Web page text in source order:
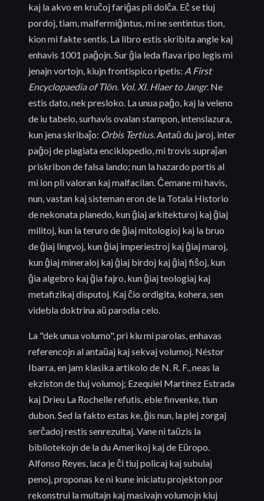
kaj la akvo en kruĉoj fariĝas pli dolĉa. Eĉ se tiuj
pordoj, tiam, malfermiĝintus, mi ne sentintus tion,
kion mi fakte sentis. La libro estis skribita angle kaj
enhavis 1001 paĝojn. Sur ĝia leda flava ripo legis mi
jenajn vortojn, kiujn frontispico ripetis: A First
Encyclopaedia of Tlön. Vol. XI. Hlaer to Jangr. Ne
estis dato, nek presloko. La unua paĝo, kaj la veleno
de iu tabelo, surhavis ovalan stampon, intenslazura,
kun jena skribaĵo: Orbis Tertius. Antaŭ du jaroj, inter
paĝoj de plagiata enciklopedio, mi trovis supraĵan
priskribon de falsa lando; nun la hazardo portis al
mi ion pli valoran kaj malfacilan. Ĉemane mi havis,
nun, vastan kaj sisteman eron de la Totala Historio
de nekonata planedo, kun ĝiaj arkitekturoj kaj ĝiaj
militoj, kun la teruro de ĝiaj mitologioj kaj la bruo
de ĝiaj lingvoj, kun ĝiaj imperiestroj kaj ĝiaj maroj,
kun ĝiaj mineraloj kaj ĝiaj birdoj kaj ĝiaj fiŝoj, kun
ĝia algebro kaj ĝia fajro, kun ĝiaj teologiaj kaj
metafizikaj disputoj. Kaj ĉio ordigita, kohera, sen
videbla doktrina aŭ parodia celo.
La "dek unua volumo", pri kiu mi parolas, enhavas
referencojn al antaŭaj kaj sekvaj volumoj. Néstor
Ibarra, en jam klasika artikolo de N. R. F., neas la
ekziston de tiuj volumoj; Ezequiel Martínez Estrada
kaj Drieu La Rochelle refutis, eble finvenke, tiun
dubon. Sed la fakto estas ke, ĝis nun, la plej zorgaj
serĉadoj restis senrezultaj. Vane ni taŭzis la
bibliotekojn de la du Amerikoj kaj de Eŭropo.
Alfonso Reyes, laca je ĉi tiuj policaj kaj subulaj
penoj, proponas ke ni kune iniciatu projekton por
rekonstrui la multajn kaj masivajn volumojn kiuj